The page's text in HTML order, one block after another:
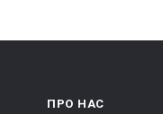
ПРО НАС